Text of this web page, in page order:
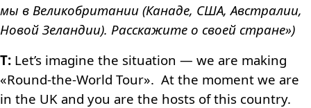
мы в Великобритании (Канаде, США, Австралии,
Новой Зеландии). Расскажите о своей стране»)
T: Let’s imagine the situation — we are making
«Round-the-World Tour». At the moment we are
in the UK and you are the hosts of this country.